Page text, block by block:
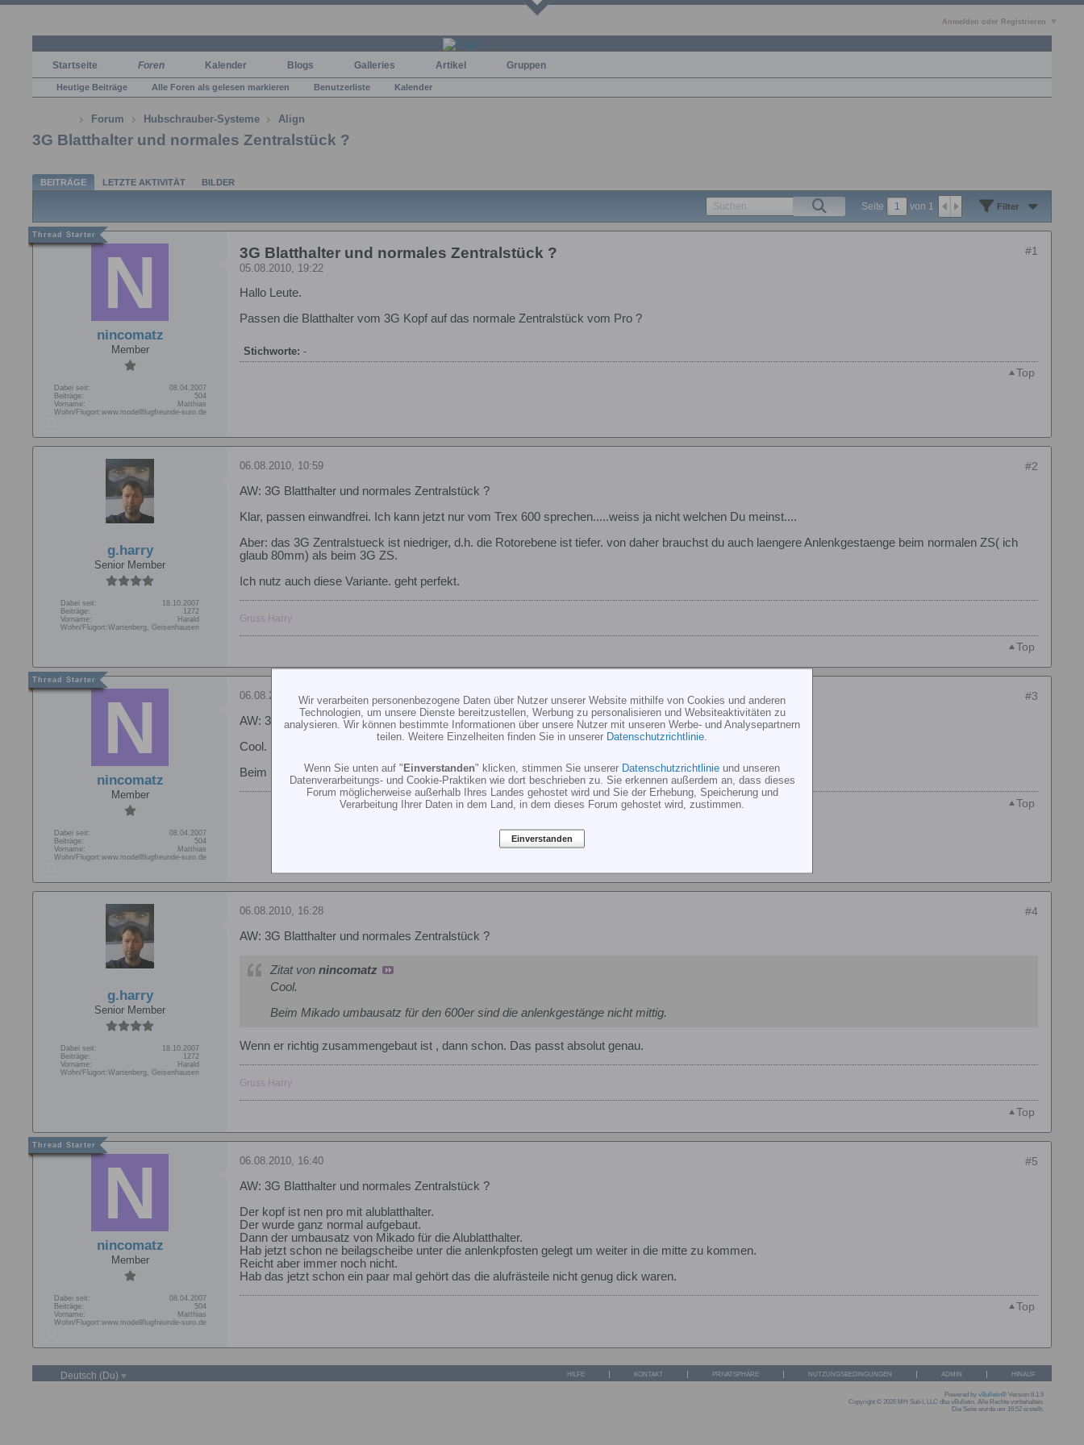
Anmelden oder Registrieren
Startseite Foren Kalender Blogs Galleries Artikel Gruppen
Heutige Beiträge Alle Foren als gelesen markieren Benutzerliste Kalender
Forum Hubschrauber-Systeme Align
3G Blatthalter und normales Zentralstück ?
BEITRÄGE LETZTE AKTIVITÄT BILDER
Seite von 1 Filter
nincomatz
Member
Dabei seit:
08.04.2007
Beiträge:
504
Vorname:
Matthias
Wohn/Flugort:www.modellflugfreunde-suro.de
#1
3G Blatthalter und normales Zentralstück ?
05.08.2010, 19:22
Hallo Leute.
Passen die Blatthalter vom 3G Kopf auf das normale Zentralstück vom Pro ?
Stichworte: -
Top
g.harry
Senior Member
Dabei seit:
18.10.2007
Beiträge:
1272
Vorname:
Harald
Wohn/Flugort:Wartenberg, Geisenhausen
#2
06.08.2010, 10:59
AW: 3G Blatthalter und normales Zentralstück ?
Klar, passen einwandfrei. Ich kann jetzt nur vom Trex 600 sprechen.....weiss ja nicht welchen Du meinst....
Aber: das 3G Zentralstueck ist niedriger, d.h. die Rotorebene ist tiefer. von daher brauchst du auch laengere Anlenkgestaenge beim normalen ZS( ich
glaub 80mm) als beim 3G ZS.
Ich nutz auch diese Variante. geht perfekt.
Gruss Harry
Top
nincomatz
Member
Dabei seit:
08.04.2007
Beiträge:
504
Vorname:
Matthias
Wohn/Flugort:www.modellflugfreunde-suro.de
#3
06.08.2010, 16:17
AW: 3G Blatthalter und normales Zentralstück ?
Cool.
Beim Mikado umbausatz für den 600er sind die anlenkgestänge nicht mittig.
Top
g.harry
Senior Member
Dabei seit:
18.10.2007
Beiträge:
1272
Vorname:
Harald
Wohn/Flugort:Wartenberg, Geisenhausen
#4
06.08.2010, 16:28
AW: 3G Blatthalter und normales Zentralstück ?
Zitat von nincomatz
Cool.
Beim Mikado umbausatz für den 600er sind die anlenkgestänge nicht mittig.
Wenn er richtig zusammengebaut ist , dann schon. Das passt absolut genau.
Gruss Harry
Top
nincomatz
Member
Dabei seit:
08.04.2007
Beiträge:
504
Vorname:
Matthias
Wohn/Flugort:www.modellflugfreunde-suro.de
#5
06.08.2010, 16:40
AW: 3G Blatthalter und normales Zentralstück ?
Der kopf ist nen pro mit alublatthalter.
Der wurde ganz normal aufgebaut.
Dann der umbausatz von Mikado für die Alublatthalter.
Hab jetzt schon ne beilagscheibe unter die anlenkpfosten gelegt um weiter in die mitte zu kommen.
Reicht aber immer noch nicht.
Hab das jetzt schon ein paar mal gehört das die alufrästeile nicht genug dick waren.
Top
Deutsch (Du) HILFE KONTAKT PRIVATSPHÄRE NUTZUNGSBEDINGUNGEN ADMIN HINAUF
Powered by vBulletin® Version 6.1.5
Copyright © 2026 MH Sub I, LLC dba vBulletin. Alle Rechte vorbehalten.
Die Seite wurde um 16:52 erstellt.
Wir verarbeiten personenbezogene Daten über Nutzer unserer Website mithilfe von Cookies und anderen
Technologien, um unsere Dienste bereitzustellen, Werbung zu personalisieren und Websiteaktivitäten zu
analysieren. Wir können bestimmte Informationen über unsere Nutzer mit unseren Werbe- und Analysepartnern
teilen. Weitere Einzelheiten finden Sie in unserer Datenschutzrichtlinie
Wenn Sie unten auf "Einverstanden" klicken, stimmen Sie unserer Datenschutzrichtlinie und unseren
Datenverarbeitungs- und Cookie-Praktiken wie dort beschrieben zu. Sie erkennen außerdem an, dass dieses
Forum möglicherweise außerhalb Ihres Landes gehostet wird und Sie der Erhebung, Speicherung und
Verarbeitung Ihrer Daten in dem Land, in dem dieses Forum gehostet wird, zustimmen.
Einverstanden